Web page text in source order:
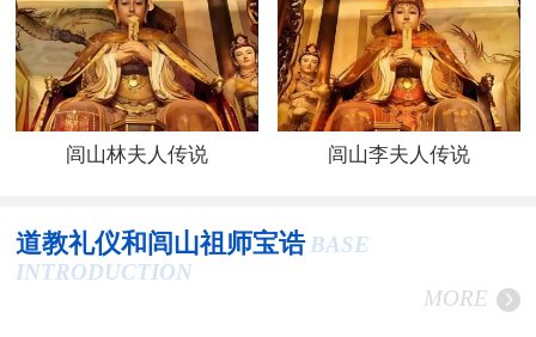
闾山林夫人传说 闾山李夫人传说
道教礼仪和闾山祖师宝诰 BASE
INTRODUCTION
MORE